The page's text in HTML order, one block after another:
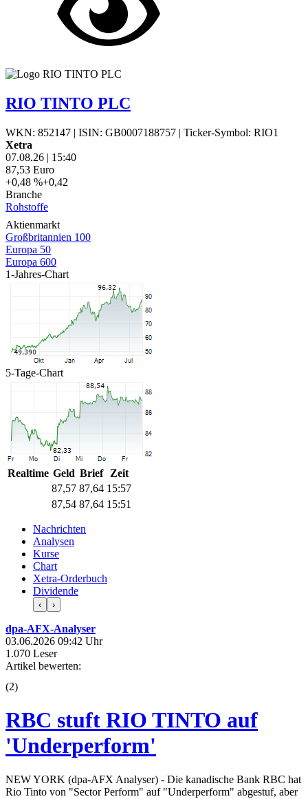
RIO TINTO PLC
WKN: 852147 | ISIN: GB0007188757 | Ticker-Symbol: RIO1
Xetra
07.08.26 | 15:40
87,53 Euro
+0,48 %+0,42
Branche
Rohstoffe
Aktienmarkt
Großbritannien 100
Europa 50
Europa 600
1-Jahres-Chart
5-Tage-Chart
Realtime Geld Brief
Zeit
87,57 87,64 15:57
87,54 87,64 15:51
Nachrichten
Analysen
Kurse
Chart
Xetra-Orderbuch
Dividende
‹ ›
dpa-AFX-Analyser
03.06.2026 09:42 Uhr
1.070 Leser
Artikel bewerten:
(2)
RBC stuft RIO TINTO auf
'Underperform'
NEW YORK (dpa-AFX Analyser) - Die kanadische Bank RBC hat
Rio Tinto von "Sector Perform" auf "Underperform" abgestuf, aber